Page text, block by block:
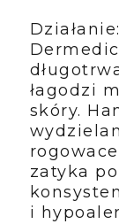
łagodzi
skóry.
zatyka
i